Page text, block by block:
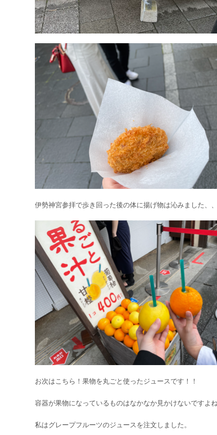
伊勢神宮参拝で歩き回った後の体に揚げ物は沁みました、
お次はこちら！果物を丸ごと使ったジュースです！！
容器が果物になっているものはなかなか見かけないですよ
私はグレープフルーツのジュースを注文しました。